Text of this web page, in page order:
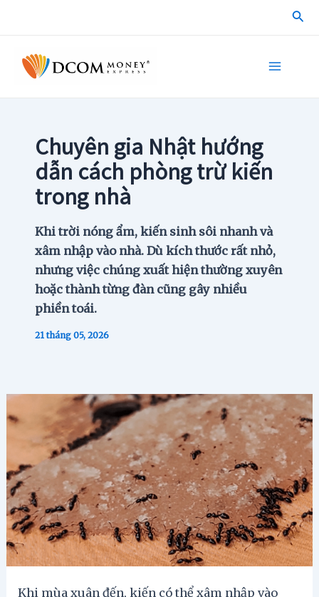
Chuyên gia Nhật hướng
dẫn cách phòng trừ kiến
trong nhà
Khi trời nóng ẩm, kiến ​​sinh sôi nhanh và
xâm nhập vào nhà. Dù kích thước rất nhỏ,
nhưng việc chúng xuất hiện thường xuyên
hoặc thành từng đàn cũng gây nhiều
phiền toái.
21 tháng 05, 2026
Khi mùa xuân đến, kiến có thể xâm nhập vào